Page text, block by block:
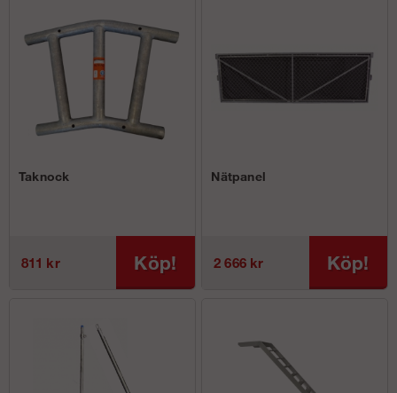
Taknock
811 kr Köp!
Nätpanel
2 666 kr Köp!